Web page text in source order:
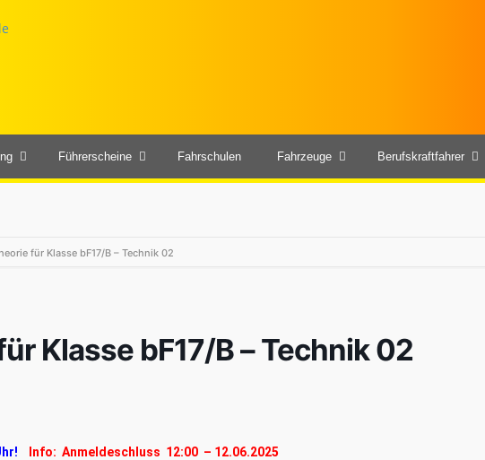
Führerscheine Fahrschulen Fahrzeuge Berufskraftfahrer
für Klasse bF17/B – Technik 02
Klasse bF17/B – Technik 02
Info: Anmeldeschluss 12:00 – 12.06.2025